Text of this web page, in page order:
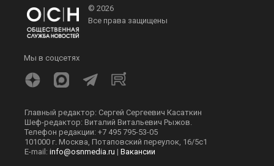
© 2026
Все права защищены
Мы в соцсетях
Главный редактор: Сергей Сергеевич Касаткин
Шеф-редактор: Виталий Витальевич Рыжов.
Телефон редакции: +7 495 795-53-05
101000 г. Москва, Потаповский переулок, 16/5с1
E-mail: info@osnmedia.ru | Вакансии